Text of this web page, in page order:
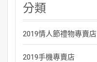
分類
2019情人節禮物專賣店
2019手機專賣店